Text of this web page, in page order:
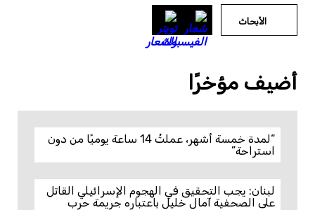
الأبحاث
أضيف مؤخرًا
“لمدة خمسة أشهر، عملتُ 14 ساعة يوميًا من دون
استراحة”
لبنان: يجب التحقيق في الهجوم الإسرائيلي القاتل
على الصحفية آمال خليل باعتباره جريمة حرب